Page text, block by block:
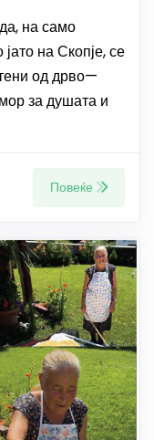
на само
на Скопје, се
од дрво—
за душата и
Повеќе